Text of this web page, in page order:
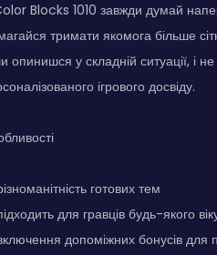
Blocks 1010 завжди думай
тримати якомога більше
опинишся у складній ситуації, і
ігрового досвіду.
готових тем
для гравців будь-якого
допоміжних бонусів для